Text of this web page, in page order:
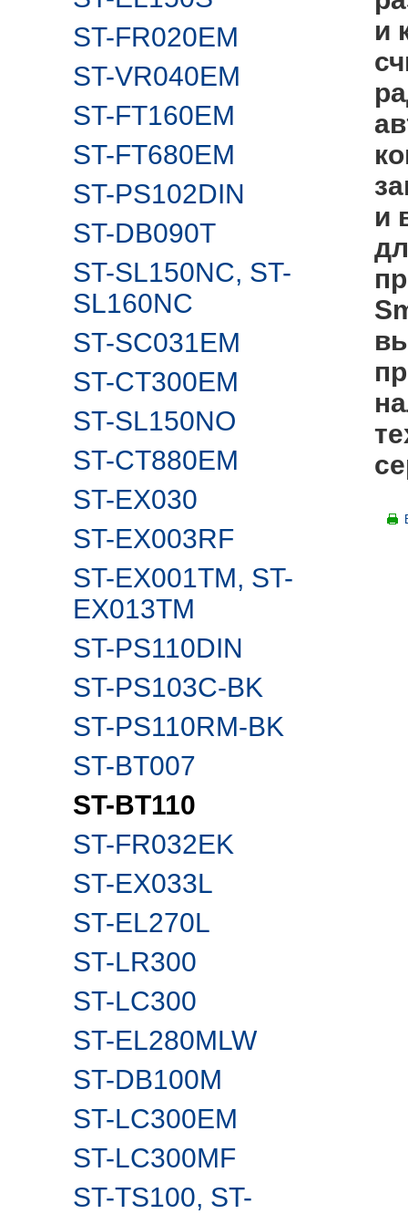
ST-FR020EM
ST-VR040EM
ST-FT160EM
ST-FT680EM
ST-PS102DIN
ST-DB090T
ST-SL150NC, ST-
SL160NC
ST-SC031EM
ST-CT300EM
ST-SL150NO
ST-CT880EM
ST-EX030
ST-EX003RF
ST-EX001TM, ST-
EX013TM
ST-PS110DIN
ST-PS103C-BK
ST-PS110RM-BK
ST-BT007
ST-BT110
ST-FR032EK
ST-EX033L
ST-EL270L
ST-LR300
ST-LC300
ST-EL280MLW
ST-DB100M
ST-LC300EM
ST-LC300MF
ST-TS100, ST-
и
и